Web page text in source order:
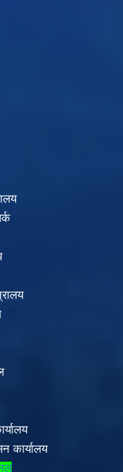
कार्यालय